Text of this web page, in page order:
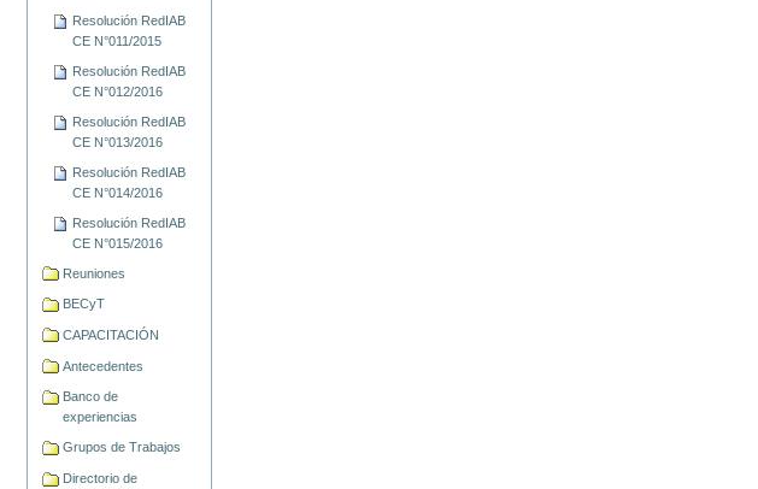
Resolución RedIAB
CE N°011/2015
Resolución RedIAB
CE N°012/2016
Resolución RedIAB
CE N°013/2016
Resolución RedIAB
CE N°014/2016
Resolución RedIAB
CE N°015/2016
Reuniones
BECyT
CAPACITACIÓN
Antecedentes
Banco de
experiencias
Grupos de Trabajos
Directorio de